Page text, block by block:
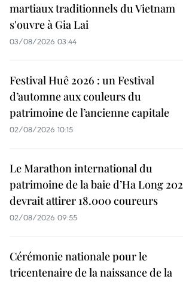
martiaux traditionnels du Vietnam
s'ouvre à Gia Lai
03/08/2026 03:44
Festival Huê 2026 : un Festival
d’automne aux couleurs du
patrimoine de l’ancienne capitale
02/08/2026 10:15
Le Marathon international du
patrimoine de la baie d’Ha Long
devrait attirer 18.000 coureurs
02/08/2026 09:55
Cérémonie nationale pour le
tricentenaire de la naissance de la